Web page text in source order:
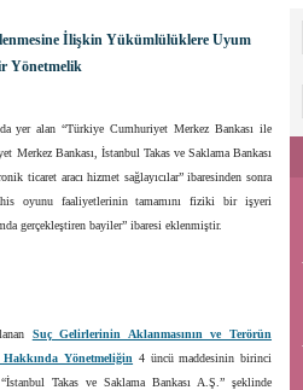
İlişkin Yükümlülüklere Uyum
Yönetmelik
yer alan “Türkiye Cumhuriyet Merkez Bankası ile
Merkez Bankası, İstanbul Takas ve Saklama Bankası
ticaret aracı hizmet sağlayıcılar” ibaresinden sonra
oyunu faaliyetlerinin tamamını fiziki bir işyeri
gerçekleştiren bayiler” ibaresi eklenmiştir.
Suç Gelirlerinin Aklanmasının ve Terörün
Yönetmeliğin 4 üncü maddesinin birinci
Takas ve Saklama Bankası A.Ş.” şeklinde